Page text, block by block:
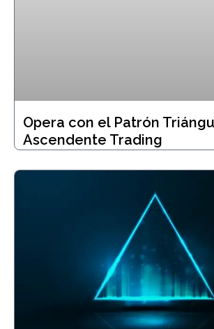
Opera con el Patrón
Ascendente Trading